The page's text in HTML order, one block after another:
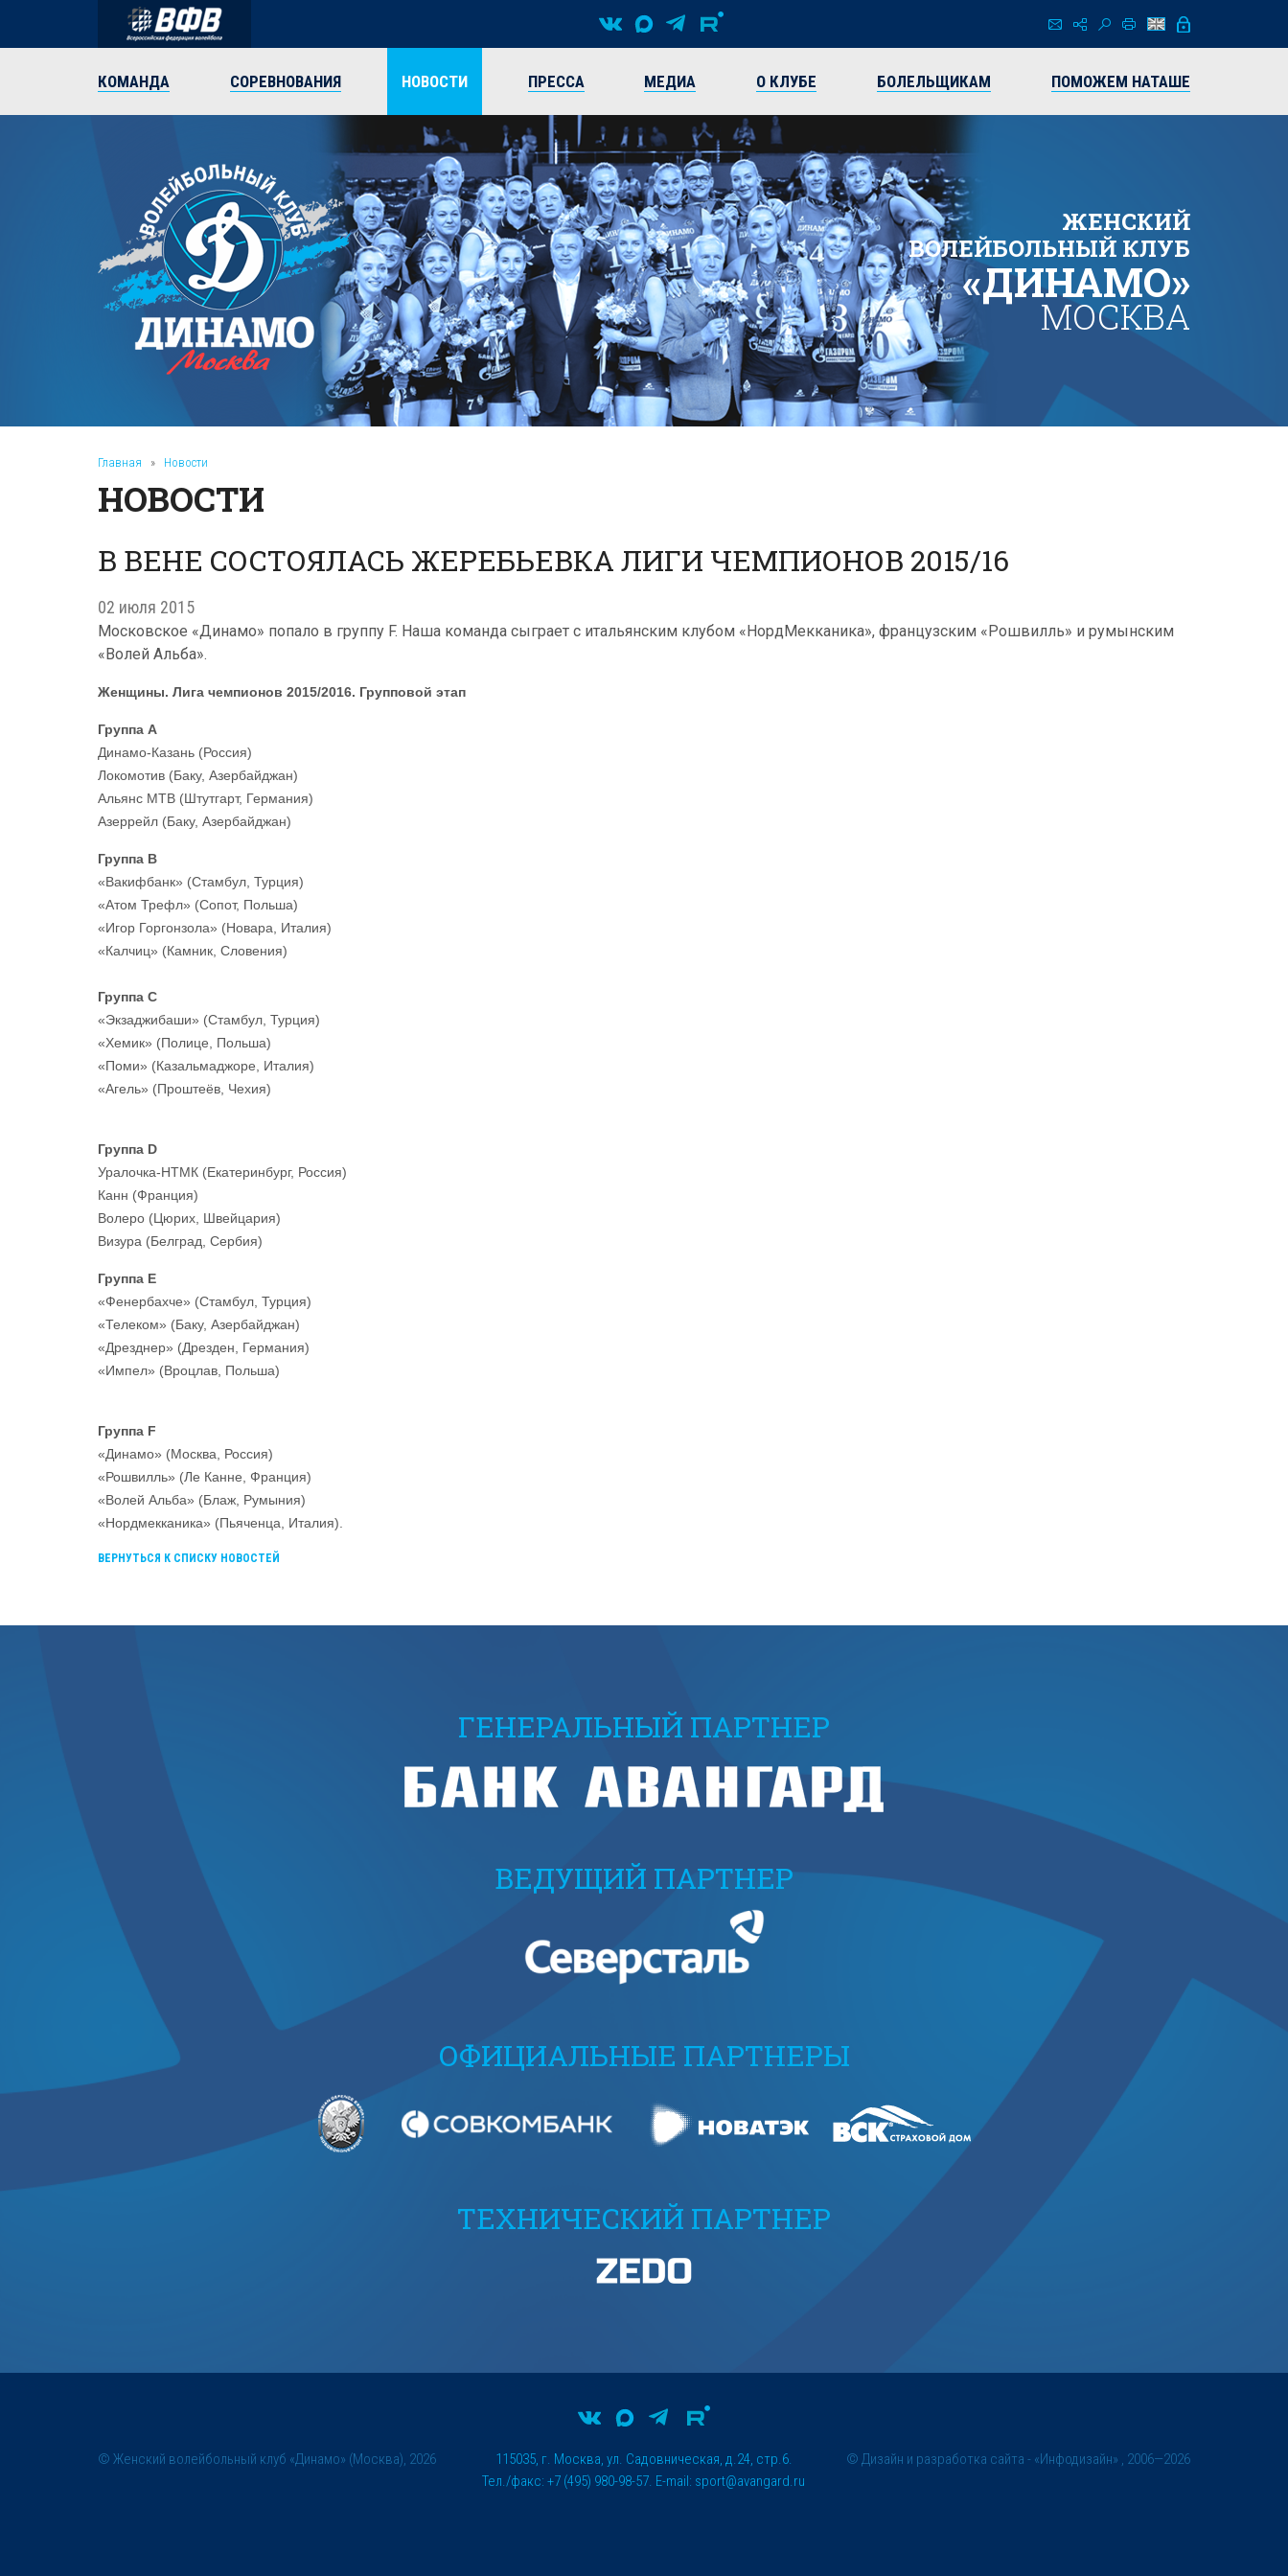
КОМАНДА СОРЕВНОВАНИЯ НОВОСТИ ПРЕССА МЕДИА О КЛУБЕ БОЛЕЛЬЩИКАМ ПОМОЖЕМ НАТАШЕ
ЖЕНСКИЙ
ВОЛЕЙБОЛЬНЫЙ КЛУБ
«ДИНАМО»
МОСКВА
Главная » Новости
НОВОСТИ
В ВЕНЕ СОСТОЯЛАСЬ ЖЕРЕБЬЕВКА ЛИГИ ЧЕМПИОНОВ 2015/16
02 июля 2015
Московское «Динамо» попало в группу F. Наша команда сыграет с итальянским клубом «НордМекканика», французским «Рошвилль» и румынским
«Волей Альба».
Женщины. Лига чемпионов 2015/2016. Групповой этап
Группа А
Динамо-Казань (Россия)
Локомотив (Баку, Азербайджан)
Альянс МТВ (Штутгарт, Германия)
Азеррейл (Баку, Азербайджан)
Группа B
«Вакифбанк» (Стамбул, Турция)
«Атом Трефл» (Сопот, Польша)
«Игор Горгонзола» (Новара, Италия)
«Калчиц» (Камник, Словения)
Группа C
«Экзаджибаши» (Стамбул, Турция)
«Хемик» (Полице, Польша)
«Поми» (Казальмаджоре, Италия)
«Агель» (Проштеёв, Чехия)
Группа D
Уралочка-НТМК (Екатеринбург, Россия)
Канн (Франция)
Волеро (Цюрих, Швейцария)
Визура (Белград, Сербия)
Группа E
«Фенербахче» (Стамбул, Турция)
«Телеком» (Баку, Азербайджан)
«Дрезднер» (Дрезден, Германия)
«Импел» (Вроцлав, Польша)
Группа F
«Динамо» (Москва, Россия)
«Рошвилль» (Ле Канне, Франция)
«Волей Альба» (Блаж, Румыния)
«Нордмекканика» (Пьяченца, Италия).
ВЕРНУТЬСЯ К СПИСКУ НОВОСТЕЙ
ГЕНЕРАЛЬНЫЙ ПАРТНЕР
ВЕДУЩИЙ ПАРТНЕР
ОФИЦИАЛЬНЫЕ ПАРТНЕРЫ
ТЕХНИЧЕСКИЙ ПАРТНЕР
© Женский волейбольный клуб «Динамо» (Москва), 2026
115035, г. Москва, ул. Садовническая, д.24, стр.6.
Тел./факс: +7 (495) 980-98-57. E-mail: sport@avangard.ru
© Дизайн и разработка сайта - «Инфодизайн» , 2006—2026